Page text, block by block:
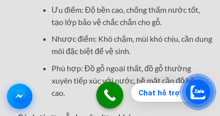
Ưu điểm: Độ bền cao, chống thấm nước tốt,
tạo lớp bảo vệ chắc chắn cho gỗ.
Nhược điểm: Khô chậm, mùi khó chịu, cần dung
môi đặc biệt để vệ sinh.
Phù hợp: Đồ gỗ ngoại thất, đồ gỗ thường
xuyên tiếp xúc với nước, bề mặt cần độ bền
cao.
Chat hỗ trợ